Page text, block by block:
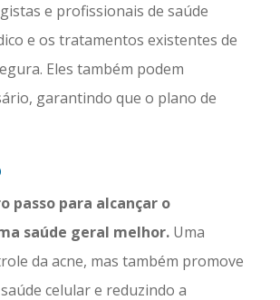
e profissionais de saúde
e os tratamentos existentes de
Eles também podem
garantindo que o plano de
passo para alcançar o
saúde geral melhor. Uma
da acne, mas também promove
celular e reduzindo a